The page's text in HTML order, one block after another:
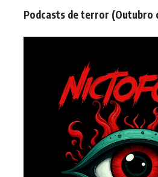
Podcasts de terror (Outubro